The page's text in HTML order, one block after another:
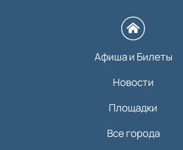
Афиша и Билеты
Новости
Площадки
Все города